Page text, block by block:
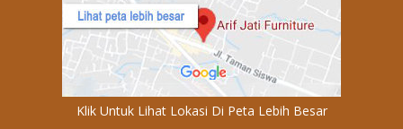
Klik Untuk Lihat Lokasi Di Peta Lebih Besar